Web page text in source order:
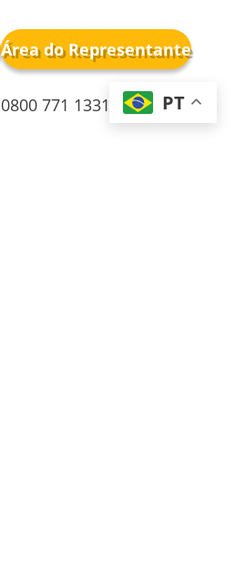
Área do Representante
0800 771 1331 PT